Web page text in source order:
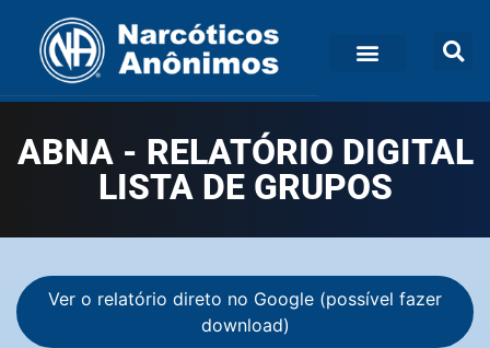
ABNA - RELATÓRIO DIGITAL
LISTA DE GRUPOS
Ver o relatório direto no Google (possível fazer
download)